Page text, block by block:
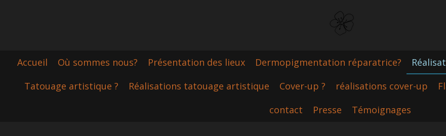
Accueil Où sommes nous? Présentation des lieux Dermopigmentation réparatrice?
Tatouage artistique ?
Réalisations tatouage artistique Cover-up ? réalisations cover-up
contact
Presse Témoignages